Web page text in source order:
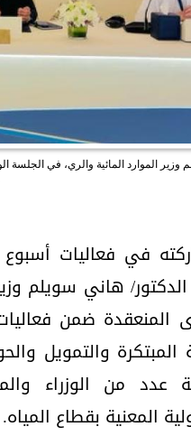
وزير الموارد المائية والري، في الجلسة
في فعاليات أسبوع
هاني سويلم
المنعقدة ضمن
المبتكرة والتمويل
عدد من الوزراء
المعنية بقطاع المياه.